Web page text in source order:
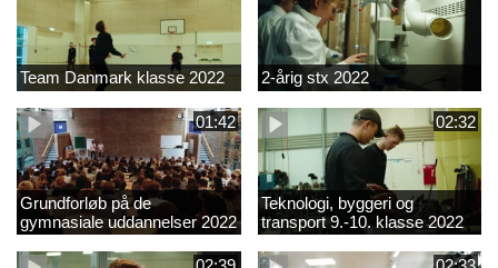
Team Danmark klasse 2022 2-årig stx 2022
01:42
Grundforløb på de
gymnasiale uddannelser 2022
02:32
Teknologi, byggeri og
transport 9.-10. klasse 2022